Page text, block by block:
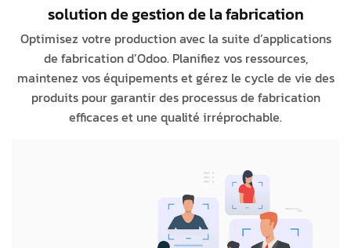
solution de gestion de la fabrication
Optimisez votre production avec la suite d’applications
de fabrication d’Odoo. Planifiez vos ressources,
maintenez vos équipements et gérez le cycle de vie des
produits pour garantir des processus de fabrication
efficaces et une qualité irréprochable.